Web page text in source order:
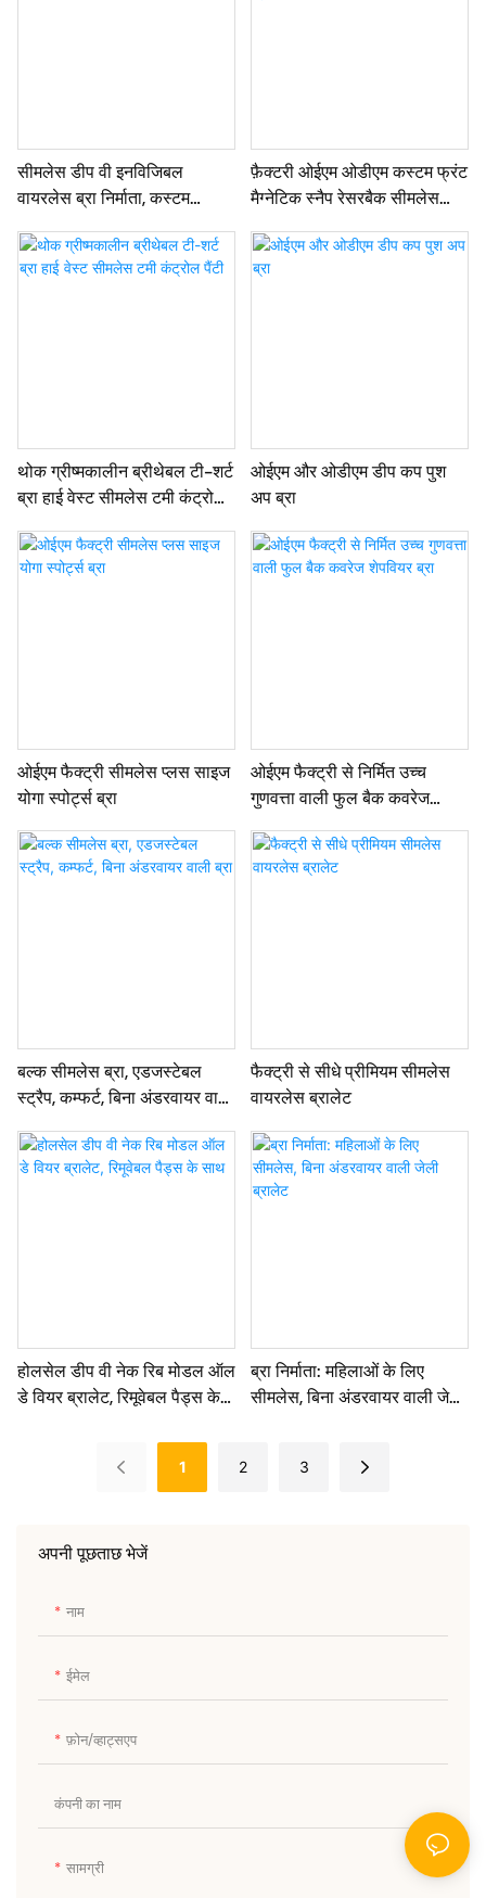
अपनी पूछताछ भेजें
नाम
ईमेल
फ़ोन/व्हाट्सएप
कंपनी का नाम
सामग्री
सीमलेस डीप वी इनविजिबल
वायरलेस ब्रा निर्माता, कस्टम
फ़ैक्टरी ओईएम ओडीएम कस्टम फ्रंट
मैग्नेटिक स्नैप रेसरबैक सीमलेस
थोक ग्रीष्मकालीन ब्रीथेबल टी-शर्ट
ब्रा हाई वेस्ट सीमलेस टमी कंट्रोल
ओईएम और ओडीएम डीप कप पुश
अप ब्रा
ओईएम फैक्ट्री सीमलेस प्लस साइज
योगा स्पोर्ट्स ब्रा
ओईएम फैक्ट्री से निर्मित उच्च
गुणवत्ता वाली फुल बैक कवरेज
बल्क सीमलेस ब्रा, एडजस्टेबल
स्ट्रैप, कम्फर्ट, बिना अंडरवायर वाली
फैक्ट्री से सीधे प्रीमियम सीमलेस
वायरलेस ब्रालेट
होलसेल डीप वी नेक रिब मोडल ऑल
डे वियर ब्रालेट, रिमूवेबल पैड्स के
ब्रा निर्माता: महिलाओं के लिए
सीमलेस, बिना अंडरवायर वाली जेली
1 2 3